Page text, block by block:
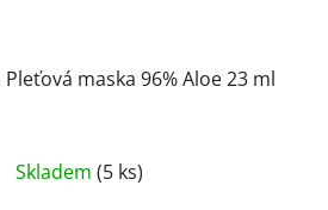
maska 96% Aloe 23 ml
Skladem(5 ks)